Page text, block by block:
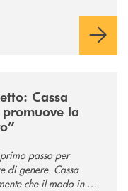
Cassa
promuove la
passo per
di genere. Cassa
che il modo in cui